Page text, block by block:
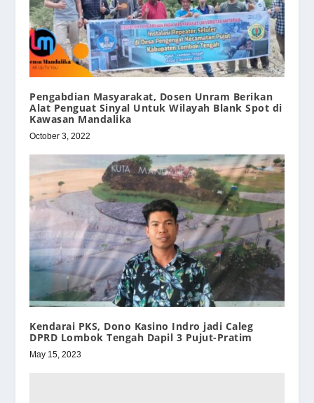
Pengabdian Masyarakat, Dosen Unram Berikan
Alat Penguat Sinyal Untuk Wilayah Blank Spot di
Kawasan Mandalika
October 3, 2022
Kendarai PKS, Dono Kasino Indro jadi Caleg
DPRD Lombok Tengah Dapil 3 Pujut-Pratim
May 15, 2023